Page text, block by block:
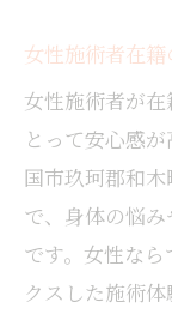
女性施術者在
女性施術者が
とって安心感
国市玖珂郡和
で、身体の悩
です。女性な
クスした施術体